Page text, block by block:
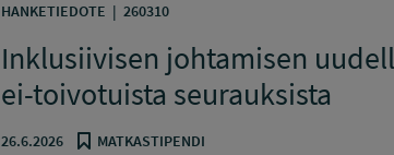
HANKETIEDOTE 260310
Inklusiivisen johtamisen
ei-toivotuista seurauksista
26.6.2026 MATKASTIPENDI